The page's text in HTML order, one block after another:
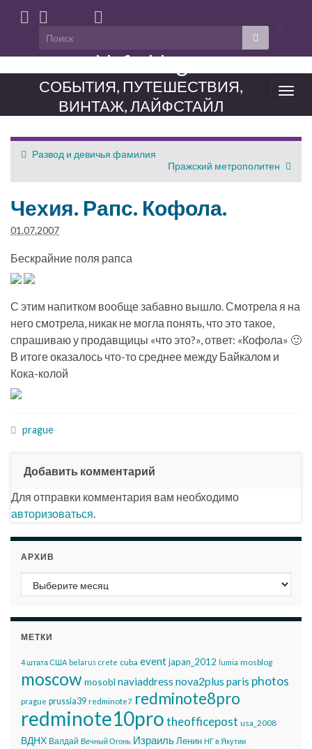
поиска
Вкл/
Neferblog
СОБЫТИЯ, ПУТЕШЕСТВИЯ,
ВИНТАЖ, ЛАЙФСТАЙЛ
Развод и девичья фамилия
Пражский метрополитен
Чехия. Рапс. Кофола.
01.07.2007
Бескрайние поля рапса
С этим напитком вообще забавно вышло. Смотрела я на
него смотрела, никак не могла понять, что это такое,
спрашиваю у продавщицы «что это?», ответ: «Кофола» 🙂
В итоге оказалось что-то среднее между Байкалом и
Кока-колой
prague
Добавить комментарий
Для отправки комментария вам необходимо
авторизоваться.
АРХИВ
Архив
МЕТКИ
4 штата США belarus crete cuba eventjapan_2012 lumia mosblog
moscowmosobl naviaddress nova2plus paris photos
prague prussia39 redminote7 redminote8pro
redminote10protheofficepost usa_2008
ВДНХ Валдай Вечный Огонь Израиль Ленин НГ в Якутии